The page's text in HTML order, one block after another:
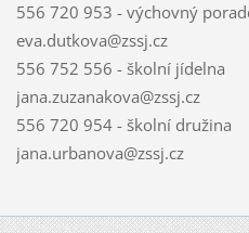
556 720 953 - výchovný
eva.dutkova@zssj.cz
556 752 556 - školní jídelna
jana.zuzanakova@zssj.cz
556 720 954 - školní družina
jana.urbanova@zssj.cz